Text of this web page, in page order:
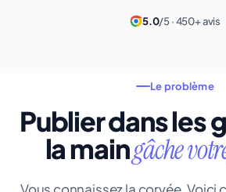
5.0/5 · 450+ avis
Le problème
Publier dans les
la maingâche